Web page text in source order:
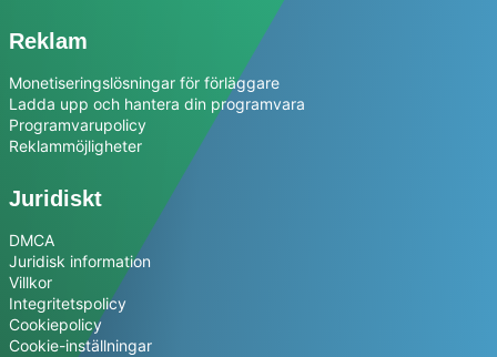
Reklam
Monetiseringslösningar för förläggare
Ladda upp och hantera din programvara
Programvarupolicy
Reklammöjligheter
Juridiskt
DMCA
Juridisk information
Villkor
Integritetspolicy
Cookiepolicy
Cookie-inställningar